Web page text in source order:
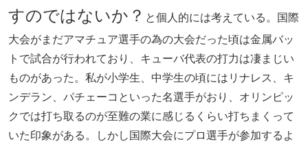
すのではないか？ と個人的には考えている。国際
大会がまだアマチュア選手の為の大会だった頃は金属バッ
トで試合が行われており、キューバ代表の打力は凄まじい
ものがあった。私が小学生、中学生の頃にはリナレス、キ
ンデラン、パチェーコといった名選手がおり、オリンピッ
クでは打ち取るのが至難の業に感じるくらい打ちまくって
いた印象がある。しかし国際大会にプロ選手が参加するよ